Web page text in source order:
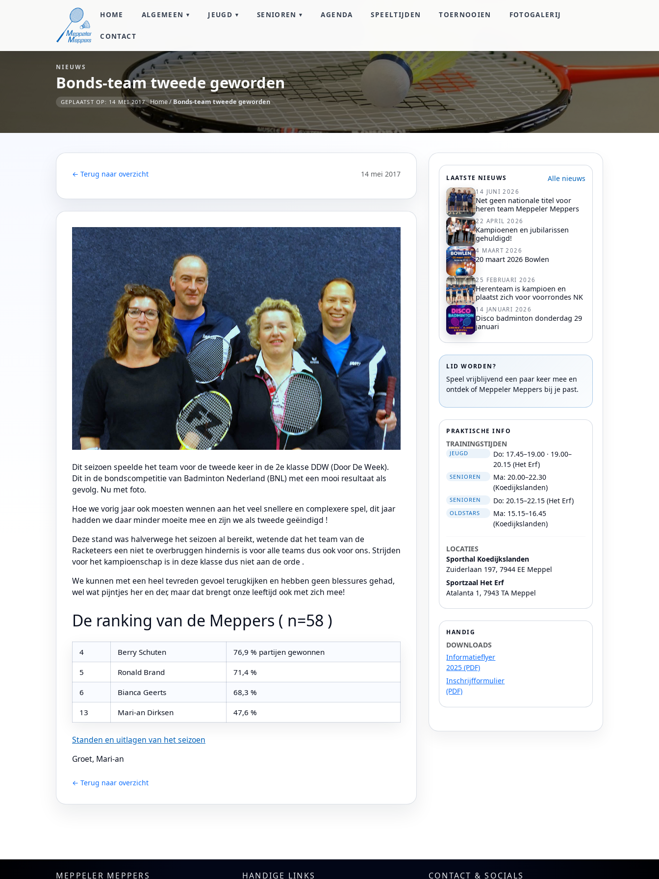
HOME ALGEMEEN JEUGD SENIOREN AGENDA SPEELTIJDEN TOERNOOIEN FOTOGALERIJ
CONTACT
NIEUWS
Bonds-team tweede geworden
GEPLAATST OP: 14 MEI 2017 Home/Bonds-team tweede geworden
← Terug naar overzicht 14 mei 2017
Dit seizoen speelde het team voor de tweede keer in de 2e klasse DDW (Door De Week).
Dit in de bondscompetitie van Badminton Nederland (BNL) met een mooi resultaat als
gevolg. Nu met foto.
Hoe we vorig jaar ook moesten wennen aan het veel snellere en complexere spel, dit jaar
hadden we daar minder moeite mee en zijn we als tweede geëindigd !
Deze stand was halverwege het seizoen al bereikt, wetende dat het team van de
Racketeers een niet te overbruggen hindernis is voor alle teams dus ook voor ons. Strijden
voor het kampioenschap is in deze klasse dus niet aan de orde .
We kunnen met een heel tevreden gevoel terugkijken en hebben geen blessures gehad,
wel wat pijntjes her en der, maar dat brengt onze leeftijd ook met zich mee!
De ranking van de Meppers ( n=58 )
4 Berry Schuten 76,9 % partijen gewonnen
5 Ronald Brand 71,4 %
6 Bianca Geerts 68,3 %
13 Mari-an Dirksen 47,6 %
Standen en uitlagen van het seizoen
Groet, Mari-an
← Terug naar overzicht
LAATSTE NIEUWS Alle nieuws
14 JUNI 2026
Net geen nationale titel voor
heren team Meppeler Meppers
22 APRIL 2026
Kampioenen en jubilarissen
gehuldigd!
4 MAART 2026
20 maart 2026 Bowlen
25 FEBRUARI 2026
Herenteam is kampioen en
plaatst zich voor voorrondes NK
14 JANUARI 2026
Disco badminton donderdag 29
januari
LID WORDEN?
Speel vrijblijvend een paar keer mee en
ontdek of Meppeler Meppers bij je past.
PRAKTISCHE INFO
TRAININGSTIJDEN
JEUGD
Do: 17.45–19.00 · 19.00–
20.15 (Het Erf)
SENIOREN
Ma: 20.00–22.30
(Koedijkslanden)
SENIOREN Do: 20.15–22.15 (Het Erf)
OLDSTARS
Ma: 15.15–16.45
(Koedijkslanden)
LOCATIES
Sporthal Koedijkslanden
Zuiderlaan 197, 7944 EE Meppel
Sportzaal Het Erf
Atalanta 1, 7943 TA Meppel
HANDIG
DOWNLOADS
Informatieflyer
2025 (PDF)
Inschrijfformulier
(PDF)
MEPPELER MEPPERS HANDIGE LINKS CONTACT & SOCIALS